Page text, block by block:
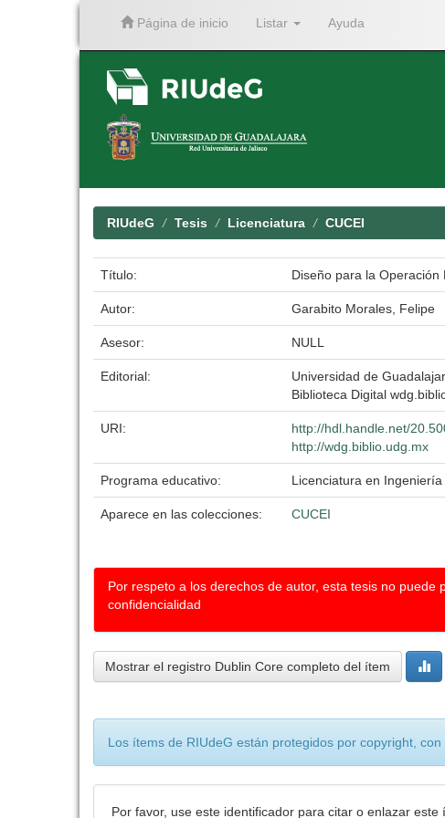
Página de inicio Listar Ayuda
RIUdeG Tesis Licenciatura CUCEI
Título: Diseño para la
Autor: Garabito Morales, Felipe
Asesor: NULL
Editorial:
Universidad de
Biblioteca Digital
URI:
http://hdl.handle.net/
http://wdg.biblio.udg.mx
Programa educativo: Licenciatura en
Aparece en las colecciones: CUCEI
Por respeto a los derechos de autor, esta tesis no
confidencialidad
Mostrar el registro Dublin Core completo del ítem
Los ítems de RIUdeG están protegidos por copyright,
Por favor, use este identificador para citar o enlazar este